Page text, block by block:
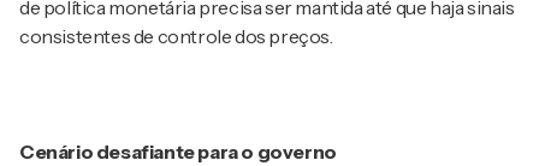
de política monetária precisa ser mantida até que haja sinais
consistentes de controle dos preços.
Cenário desafiante para o governo